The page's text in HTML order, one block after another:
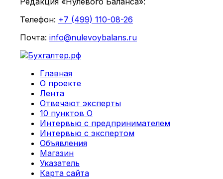
Телефон: +7 (499) 110-08-26
Почта: info@nulevoybalans.ru
Главная
О проекте
Лента
Отвечают эксперты
10 пунктов О
Интервью с предпринимателем
Интервью с экспертом
Объявления
Магазин
Указатель
Карта сайта